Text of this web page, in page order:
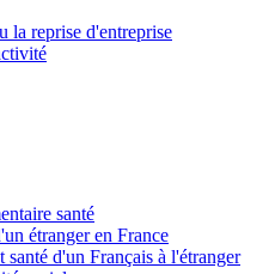
la reprise d'entreprise
santé
étranger en France
santé d'un Français à l'étranger